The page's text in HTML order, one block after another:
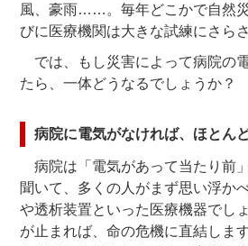
風、豪雨……。毎年どこかで自然
びに医療機関は大きな試練にさら
では、もし災害によって病院の
たら、一体どうなるでしょうか？
病院に電気がなければ、ほとん
病院は「電気があって当たり前
聞いて、多くの人がまず思い浮か
や透析装置といった医療機器でし
が止まれば、命の危機に直結しま